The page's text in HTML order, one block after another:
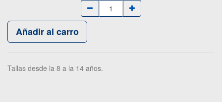
Añadir al carro
Tallas desde la 8 a la 14 años.